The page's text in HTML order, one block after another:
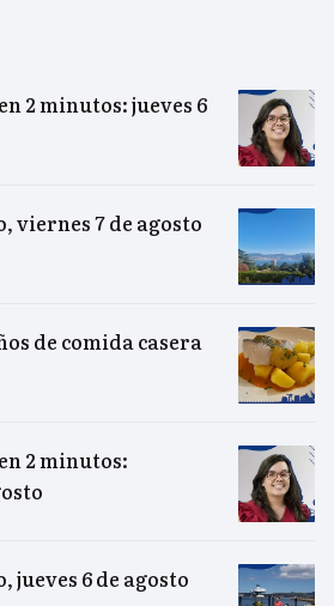
2 minutos: jueves 6
viernes 7 de agosto
de comida casera
2 minutos:
jueves 6 de agosto